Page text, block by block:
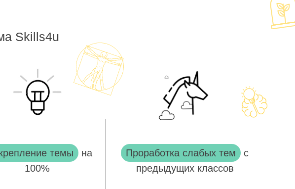
Skills4u
темы на
100%
Проработка слабых тем
с
предыдущих классов